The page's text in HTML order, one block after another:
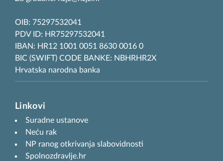
OIB: 75297532041
PDV ID: HR75297532041
IBAN: HR12 1001 0051 8630 0016 0
BIC (SWIFT) CODE BANKE: NBHRHR2X
Hrvatska narodna banka
Linkovi
Suradne ustanove
Neću rak
NP ranog otkrivanja slabovidnosti
Spolnozdravlje.hr